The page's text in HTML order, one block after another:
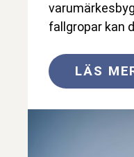
fallgropar kan
LÄS